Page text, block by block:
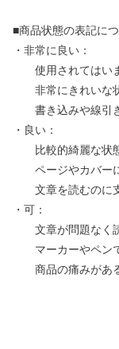
■商品状態の表記に
・非常に良い：
使用されてはいま
非常にきれいな状
書き込みや線引き
・良い：
比較的綺麗な状態
ページやカバーに
文章を読むのに支
・可：
文章が問題なく読
マーカーやペンで
商品の痛みがある